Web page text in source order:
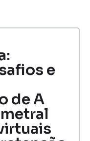
e
de A